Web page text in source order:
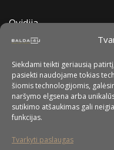
Siekdami teikti geriausią
pasiekti naudojame tokias
šiomis technologijomis,
naršymo elgsena arba
sutikimo atšaukimas gali
funkcijas.
Tvarkyti paslaugas
Ovidija